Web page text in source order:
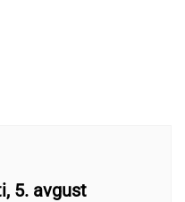
5. avgust